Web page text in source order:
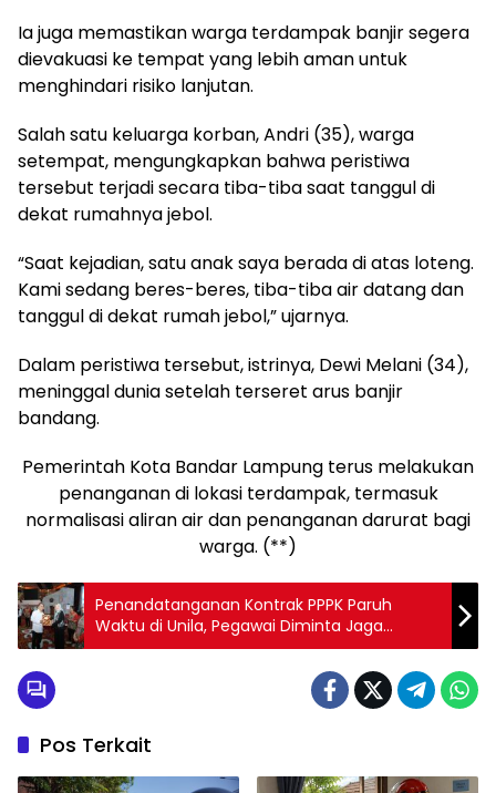
Ia juga memastikan warga terdampak banjir segera
dievakuasi ke tempat yang lebih aman untuk
menghindari risiko lanjutan.
Salah satu keluarga korban, Andri (35), warga
setempat, mengungkapkan bahwa peristiwa
tersebut terjadi secara tiba-tiba saat tanggul di
dekat rumahnya jebol.
“Saat kejadian, satu anak saya berada di atas loteng.
Kami sedang beres-beres, tiba-tiba air datang dan
tanggul di dekat rumah jebol,” ujarnya.
Dalam peristiwa tersebut, istrinya, Dewi Melani (34),
meninggal dunia setelah terseret arus banjir
bandang.
Pemerintah Kota Bandar Lampung terus melakukan
penanganan di lokasi terdampak, termasuk
normalisasi aliran air dan penanganan darurat bagi
warga. (**)
Penandatanganan Kontrak PPPK Paruh
Waktu di Unila, Pegawai Diminta Jaga
Integritas dan Disiplin
Pos Terkait